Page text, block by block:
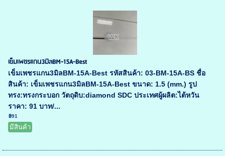
เข็มเพชรแกน3มิลBM-15A-Best
เข็มเพชรแกน3มิลBM-15A-Best รหัสสินค้า: 03-BM-15A-BS ชื่อ
สินค้า: เข็มเพชรแกน3มิลBM-15A-Best ขนาด: 1.5 (mm.) รูป
ทรง:ทรงกระบอก วัตถุดิบ:diamond SDC ประเทศผู้ผลิต:ไต้หวัน
ราคา: 91 บาท/...
฿91
มีสินค้า